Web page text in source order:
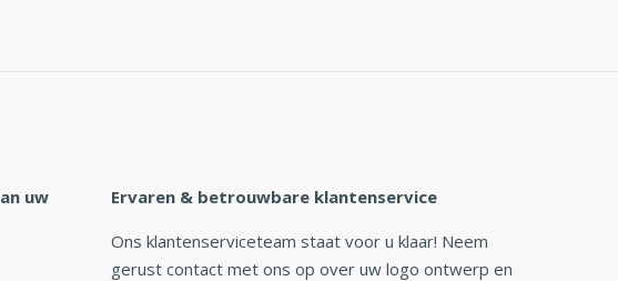
uw
Ervaren & betrouwbare klantenservice
Ons klantenserviceteam staat voor u klaar! Neem
gerust contact met ons op over uw logo ontwerp en